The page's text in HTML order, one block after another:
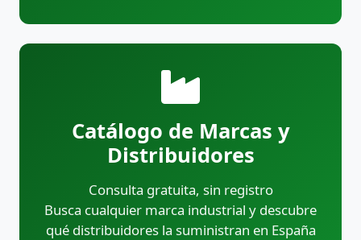
Catálogo de Marcas y
Distribuidores
Consulta gratuita, sin registro
Busca cualquier marca industrial y descubre
qué distribuidores la suministran en España